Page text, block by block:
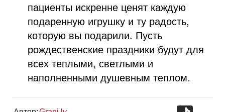
пациенты искренне ценят каждую
подаренную игрушку и ту радость,
которую вы подарили. Пусть
рождественские праздники будут для
всех теплыми, светлыми и
наполненными душевным теплом.